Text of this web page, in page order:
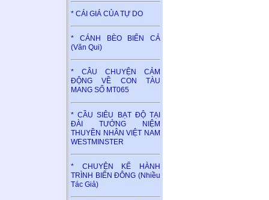
* CÁI GIÁ CỦA TỰ DO
* CÁNH BÈO BIỂN CẢ
(Văn Qui)
* CÂU CHUYỆN CẢM
ĐỘNG VỀ CON TÀU
MANG SỐ MT065
* CẦU SIÊU BẠT ĐỘ TẠI
ĐÀI TƯỞNG NIỆM
THUYỀN NHÂN VIỆT NAM
WESTMINSTER
* CHUYỆN KỂ HÀNH
TRÌNH BIỂN ĐÔNG (Nhiều
Tác Giả)